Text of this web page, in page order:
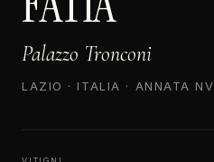
Palazzo Tronconi
LAZIO · ITALIA · ANNATA NV